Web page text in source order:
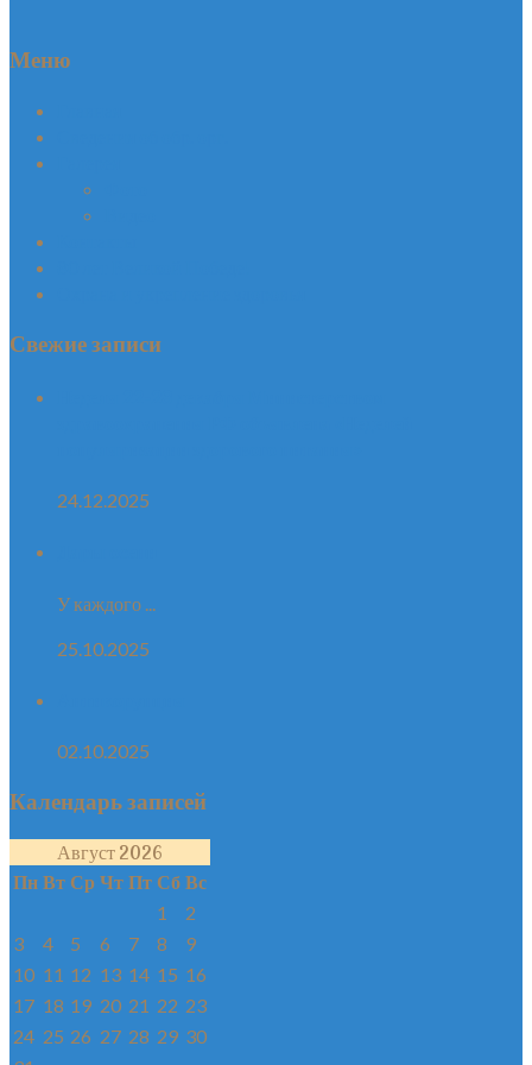
Меню
Свежие записи
24.12.2025
У каждого ...
25.10.2025
02.10.2025
Календарь записей
Август 2026
Пн Вт Ср Чт Пт Сб Вс
1
2
3
4 5 6 7 8
9
10 11 12 13 14 15 16
17 18 19 20 21 22 23
24 25 26 27 28 29 30